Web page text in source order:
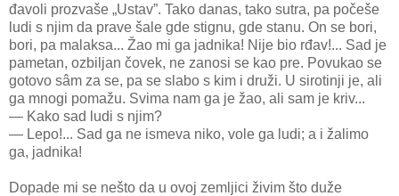
đavoli prozvaše „Ustav”. Tako danas, tako sutra, pa počeše
ludi s njim da prave šale gde stignu, gde stanu. On se bori,
bori, pa malaksa... Žao mi ga jadnika! Nije bio rđav!... Sad je
pametan, ozbiljan čovek, ne zanosi se kao pre. Povukao se
gotovo sâm za se, pa se slabo s kim i druži. U sirotinji je, ali
ga mnogi pomažu. Svima nam ga je žao, ali sam je kriv...
— Kako sad ludi s njim?
— Lepo!... Sad ga ne ismeva niko, vole ga ludi; a i žalimo
ga, jadnika!
Dopade mi se nešto da u ovoj zemljici živim što duže